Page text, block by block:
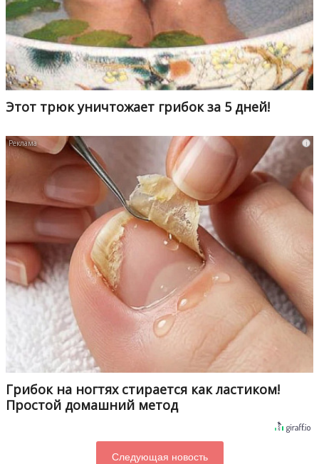
Этот трюк уничтожает грибок за 5 дней!
i
Грибок на ногтях стирается как ластиком!
Простой домашний метод
Следующая новость